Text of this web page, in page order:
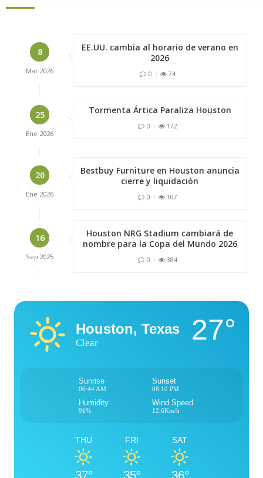
8
Mar 2026
EE.UU. cambia al horario de verano en
2026
0 74
25
Ene 2026
Tormenta Ártica Paraliza Houston
0 172
20
Ene 2026
Bestbuy Furniture en Houston anuncia
cierre y liquidación
0 107
16
Sep 2025
Houston NRG Stadium cambiará de
nombre para la Copa del Mundo 2026
0 384
Houston, Texas
Clear 27°
Sunrise
06:44 AM
Sunset
08:10 PM
Humidity
91%
Wind Speed
12.6Km/h
THU
37°
FRI
35°
SAT
36°